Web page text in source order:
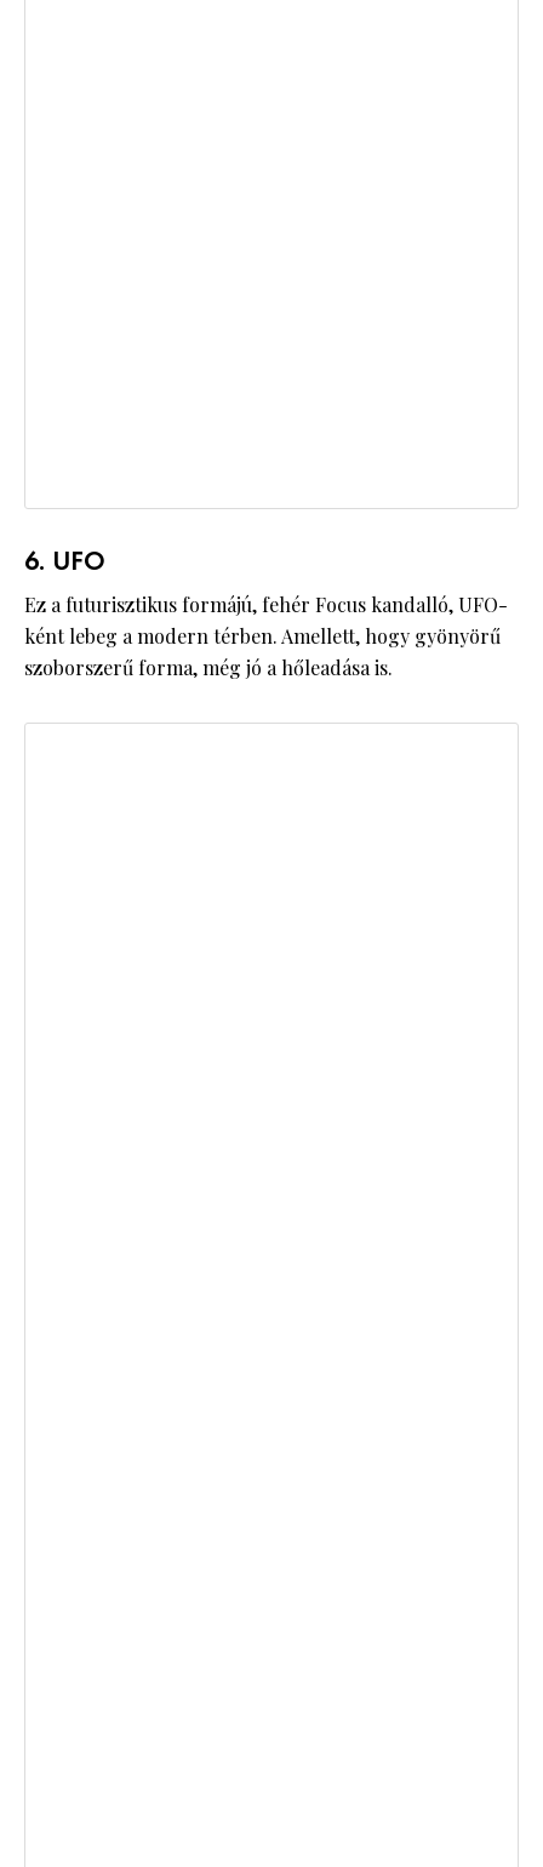
6. UFO
Ez a futurisztikus formájú, fehér Focus kandalló, UFO-
ként lebeg a modern térben. Amellett, hogy gyönyörű
szoborszerű forma, még jó a hőleadása is.